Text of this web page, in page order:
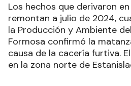
Los hechos que derivaron
remontan a julio de 2024,
la Producción y Ambiente
Formosa confirmó la
causa de la cacería furtiva.
en la zona norte de